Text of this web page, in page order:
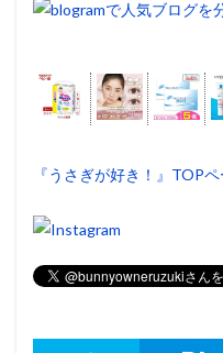
『うさぎが好き！』TOP